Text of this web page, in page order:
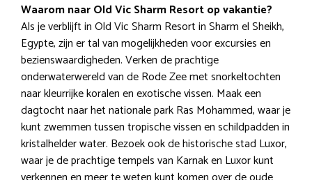
Waarom naar Old Vic Sharm Resort op vakantie?
Als je verblijft in Old Vic Sharm Resort in Sharm el Sheikh,
Egypte, zijn er tal van mogelijkheden voor excursies en
bezienswaardigheden. Verken de prachtige
onderwaterwereld van de Rode Zee met snorkeltochten
naar kleurrijke koralen en exotische vissen. Maak een
dagtocht naar het nationale park Ras Mohammed, waar je
kunt zwemmen tussen tropische vissen en schildpadden in
kristalhelder water. Bezoek ook de historische stad Luxor,
waar je de prachtige tempels van Karnak en Luxor kunt